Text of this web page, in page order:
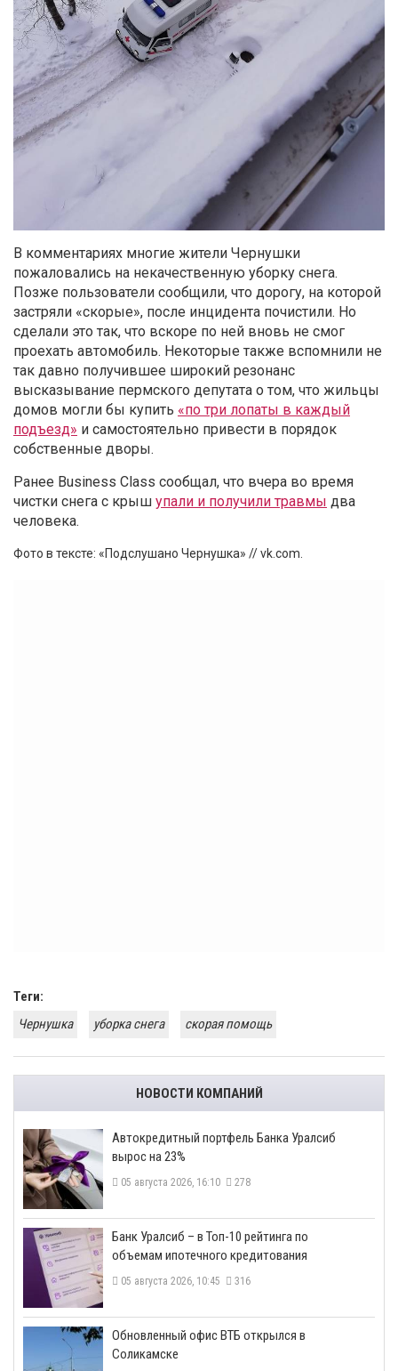
В комментариях многие жители Чернушки
пожаловались на некачественную уборку снега.
Позже пользователи сообщили, что дорогу, на которой
застряли «скорые», после инцидента почистили. Но
сделали это так, что вскоре по ней вновь не смог
проехать автомобиль. Некоторые также вспомнили не
так давно получившее широкий резонанс
высказывание пермского депутата о том, что жильцы
домов могли бы купить «по три лопаты в каждый
подъезд» и самостоятельно привести в порядок
собственные дворы.
Ранее Business Class сообщал, что вчера во время
чистки снега с крыш упали и получили травмы два
человека.
Фото в тексте: «Подслушано Чернушка» // vk.com.
Теги:
Чернушка
уборка снега скорая помощь
НОВОСТИ КОМПАНИЙ
​Автокредитный портфель Банка Уралсиб
вырос на 23%
05 августа 2026, 16:10 278
​Банк Уралсиб – в Топ-10 рейтинга по
объемам ипотечного кредитования
05 августа 2026, 10:45 316
​Обновленный офис ВТБ открылся в
Соликамске